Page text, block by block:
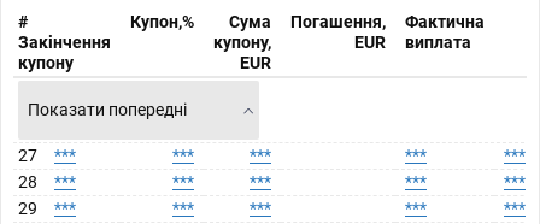
#
Закінчення
купону
Купон,%
Сума
купону,
EUR
Погашення,
EUR
Фактична
виплата
Показати попередні
27 *** *** *** ***
***
28
*** *** *** ***
***
29
*** *** *** ***
***